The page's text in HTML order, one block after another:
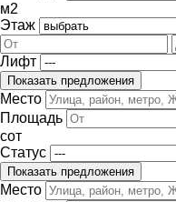
м2
Этаж
Лифт
Место
Площадь
сот
Статус
Место